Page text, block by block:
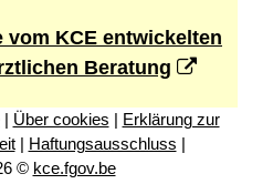
vom KCE entwickelten
Beratung
| Über cookies | Erklärung zur
| Haftungsausschluss |
© kce.fgov.be